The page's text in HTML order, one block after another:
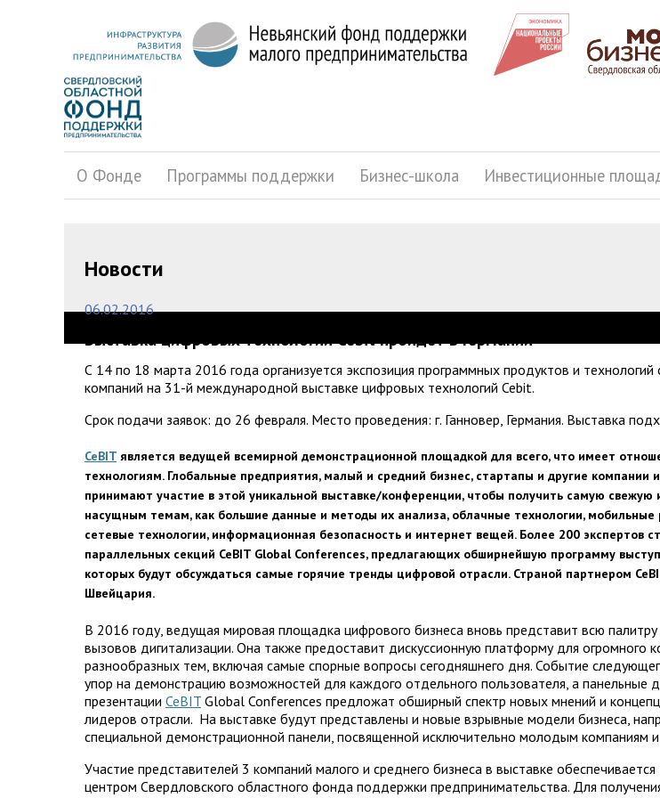
О Фонде Программы поддержки Бизнес-школа Инвестиционные
Новости
06.02.2016
Выставка цифровых технологий Cebit пройдет в Германии
С 14 по 18 марта 2016 года организуется экспозиция программных продуктов и технологий
компаний на 31-й международной выставке цифровых технологий Cebit.
Срок подачи заявок: до 26 февраля. Место проведения: г. Ганновер, Германия. Выставка
CeBIT является ведущей всемирной демонстрационной площадкой для всего, что имеет
технологиям. Глобальные предприятия, малый и средний бизнес, стартапы и другие компании
принимают участие в этой уникальной выставке/конференции, чтобы получить самую
насущным темам, как большие данные и методы их анализа, облачные технологии, мобильные
сетевые технологии, информационная безопасность и интернет вещей. Более 200 экспертов
параллельных секций CeBIT Global Conferences, предлагающих обширнейшую программу
которых будут обсуждаться самые горячие тренды цифровой отрасли. Страной партнером
Швейцария.
В 2016 году, ведущая мировая площадка цифрового бизнеса вновь представит всю
вызовов дигитализации. Она также предоставит дискуссионную платформу для огромного
разнообразных тем, включая самые спорные вопросы сегодняшнего дня. Событие
упор на демонстрацию возможностей для каждого отдельного пользователя, а панельные
презентации CeBIT Global Conferences предложат обширный спектр новых мнений и
лидеров отрасли. На выставке будут представлены и новые взрывные модели бизнеса,
специальной демонстрационной панели, посвященной исключительно молодым компаниям
Участие представителей 3 компаний малого и среднего бизнеса в выставке
центром Свердловского областного фонда поддержки предпринимательства. Для